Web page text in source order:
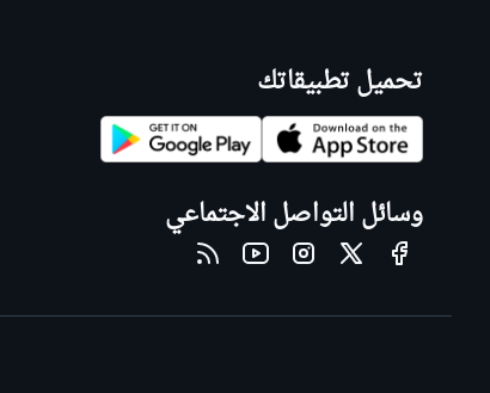
تحميل تطبيقاتك
وسائل التواصل الاجتماعي